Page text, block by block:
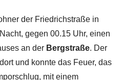
der Friedrichstraße in
gegen 00.15 Uhr, einen
an der Bergstraße. Der
und konnte das Feuer, das
mit einem